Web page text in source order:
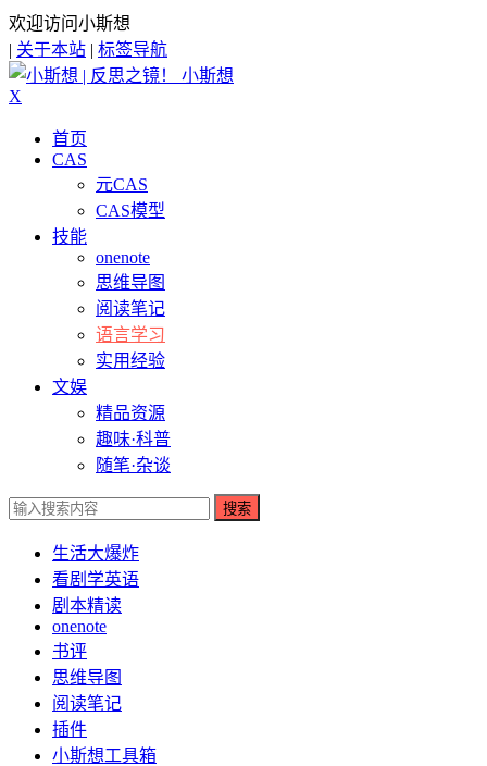
欢迎访问小斯想
| 关于本站 | 标签导航
小斯想
X
首页
CAS
元CAS
CAS模型
技能
onenote
思维导图
阅读笔记
语言学习
实用经验
文娱
精品资源
趣味·科普
随笔·杂谈
搜索
生活大爆炸
看剧学英语
剧本精读
onenote
书评
思维导图
阅读笔记
插件
小斯想工具箱